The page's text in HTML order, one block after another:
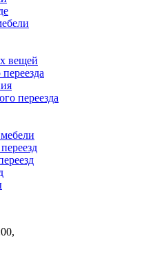
вещей
переезда